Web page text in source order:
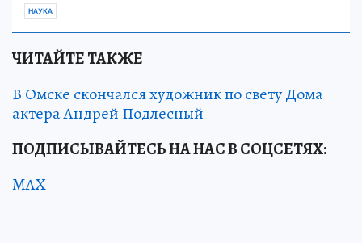
НАУКА
ЧИТАЙТЕ ТАКЖЕ
В Омске скончался художник по свету Дома
актера Андрей Подлесный
ПОДПИСЫВАЙТЕСЬ НА НАС В СОЦСЕТЯХ:
MAX